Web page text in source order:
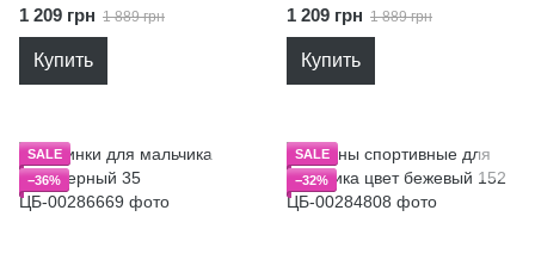
1 209 грн 1 889 грн
Купить
1 209 грн 1 889 грн
Купить
SALE
−36%
SALE
−32%